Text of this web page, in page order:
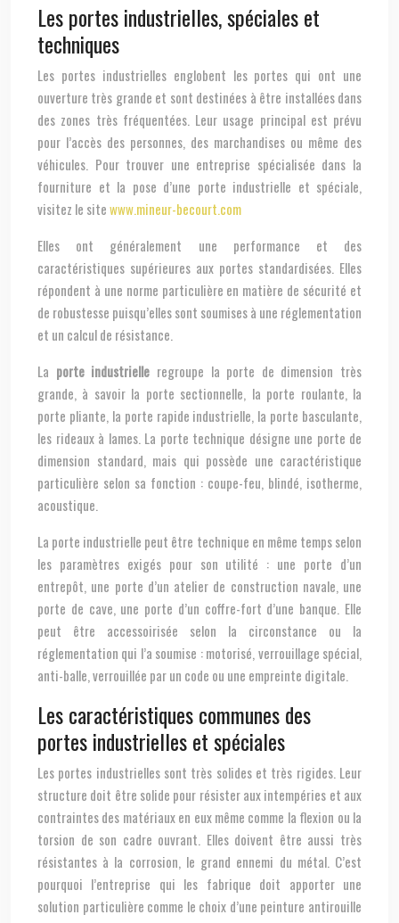
Les portes industrielles, spéciales et
techniques
Les portes industrielles englobent les portes qui ont une
ouverture très grande et sont destinées à être installées dans
des zones très fréquentées. Leur usage principal est prévu
pour l’accès des personnes, des marchandises ou même des
véhicules. Pour trouver une entreprise spécialisée dans la
fourniture et la pose d’une porte industrielle et spéciale,
visitez le sitewww.mineur-becourt.com
Elles ont généralement une performance et des
caractéristiques supérieures aux portes standardisées. Elles
répondent à une norme particulière en matière de sécurité et
de robustesse puisqu’elles sont soumises à une réglementation
et un calcul de résistance.
La porte industrielle regroupe la porte de dimension très
grande, à savoir la porte sectionnelle, la porte roulante, la
porte pliante, la porte rapide industrielle, la porte basculante,
les rideaux à lames. La porte technique désigne une porte de
dimension standard, mais qui possède une caractéristique
particulière selon sa fonction : coupe-feu, blindé, isotherme,
acoustique.
La porte industrielle peut être technique en même temps selon
les paramètres exigés pour son utilité : une porte d’un
entrepôt, une porte d’un atelier de construction navale, une
porte de cave, une porte d’un coffre-fort d’une banque. Elle
peut être accessoirisée selon la circonstance ou la
réglementation qui l’a soumise : motorisé, verrouillage spécial,
anti-balle, verrouillée par un code ou une empreinte digitale.
Les caractéristiques communes des
portes industrielles et spéciales
Les portes industrielles sont très solides et très rigides. Leur
structure doit être solide pour résister aux intempéries et aux
contraintes des matériaux en eux même comme la flexion ou la
torsion de son cadre ouvrant. Elles doivent être aussi très
résistantes à la corrosion, le grand ennemi du métal. C’est
pourquoi l’entreprise qui les fabrique doit apporter une
solution particulière comme le choix d’une peinture antirouille